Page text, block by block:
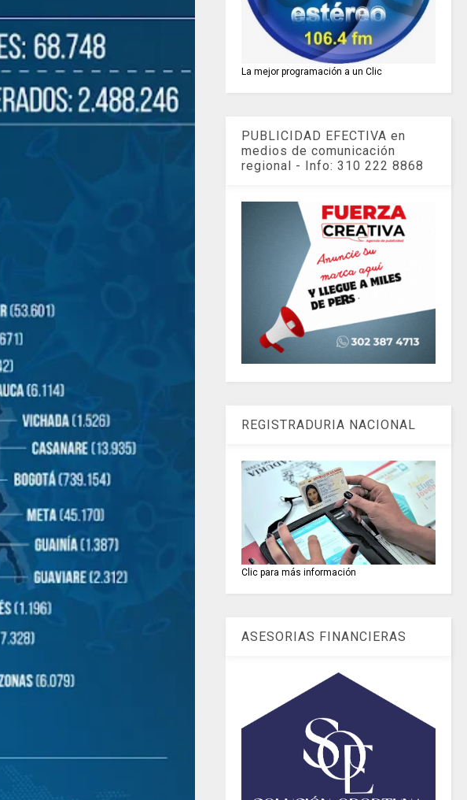
La mejor programación a un Clic
PUBLICIDAD EFECTIVA en
medios de comunicación
regional - Info: 310 222 8868
REGISTRADURIA NACIONAL
Clic para más información
ASESORIAS FINANCIERAS